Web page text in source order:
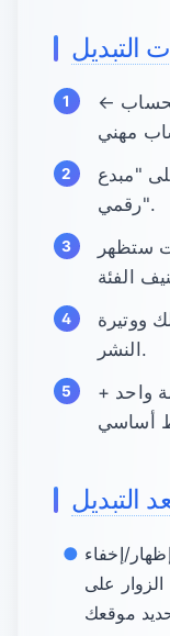
التبديل
←
"مبدع
رقمي".
ستظهر
ووتيرة
النشر.
واحد +
التبديل
إخفاء
على